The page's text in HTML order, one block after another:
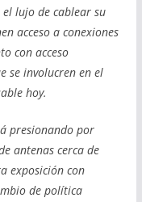
lujo de cablear su
acceso a conexiones
con acceso
se involucren en el
hoy.
á presionando por
antenas cerca de
exposición con
de política